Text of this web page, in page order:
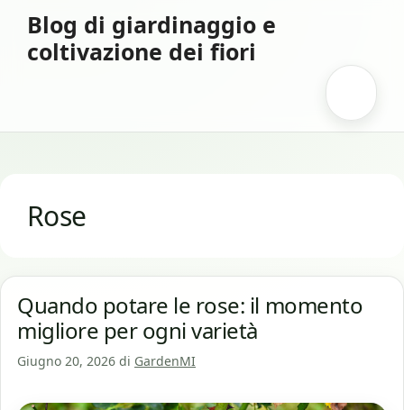
contenuto
Blog di giardinaggio e
coltivazione dei fiori
Rose
Quando potare le rose: il momento
migliore per ogni varietà
Giugno 20, 2026 di GardenMI